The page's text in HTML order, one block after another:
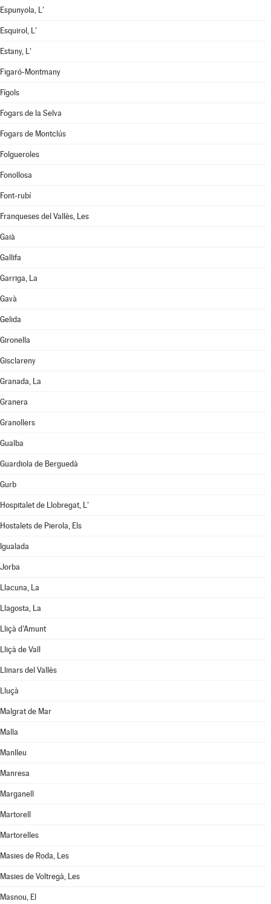
Espunyola, L'
Esquirol, L'
Estany, L'
Figaró-Montmany
Fígols
Fogars de la Selva
Fogars de Montclús
Folgueroles
Fonollosa
Font-rubí
Franqueses del Vallès, Les
Gaià
Gallifa
Garriga, La
Gavà
Gelida
Gironella
Gisclareny
Granada, La
Granera
Granollers
Gualba
Guardiola de Berguedà
Gurb
Hospitalet de Llobregat, L'
Hostalets de Pierola, Els
Igualada
Jorba
Llacuna, La
Llagosta, La
Lliçà d'Amunt
Lliçà de Vall
Llinars del Vallès
Lluçà
Malgrat de Mar
Malla
Manlleu
Manresa
Marganell
Martorell
Martorelles
Masies de Roda, Les
Masies de Voltregà, Les
Masnou, El